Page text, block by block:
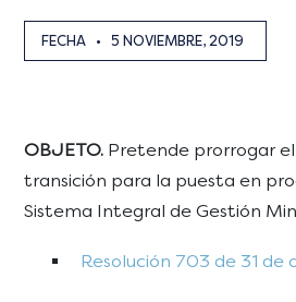
FECHA • 5 NOVIEMBRE, 2019
OBJETO. Pretende prorrogar
transición para la puesta en
Sistema Integral de Gestión
Resolución 703 de 31 de